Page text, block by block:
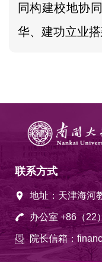
同构建校地协
华、建功立业搭
联系方式
地址：天津海河
办公室 +86（22
院长信箱：